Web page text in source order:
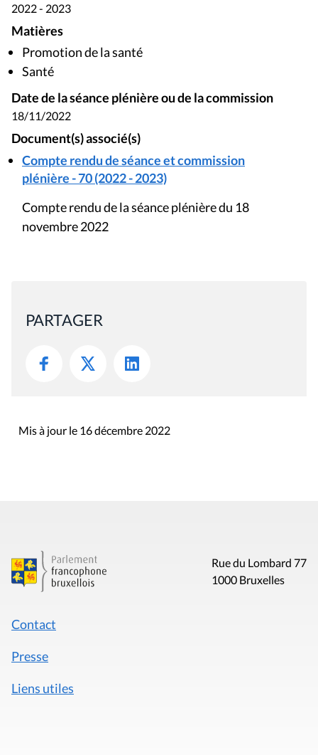
2022 - 2023
Matières
Promotion de la santé
Santé
Date de la séance plénière ou de la commission
18/11/2022
Document(s) associé(s)
Compte rendu de séance et commission
plénière - 70 (2022 - 2023)
Compte rendu de la séance plénière du 18
novembre 2022
PARTAGER
Mis à jour le 16 décembre 2022
Rue du Lombard 77
1000 Bruxelles
Contact
Presse
Liens utiles